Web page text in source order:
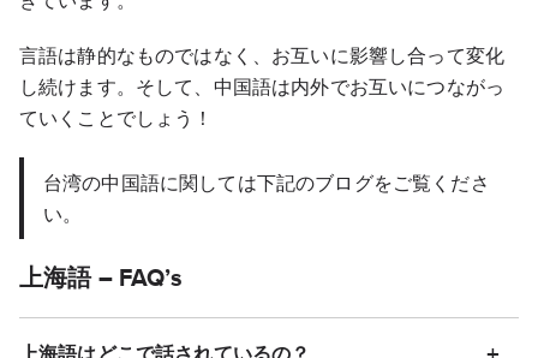
言語は静的なものではなく、お互いに影響し合って変化
し続けます。そして、中国語は内外でお互いにつながっ
ていくことでしょう！
台湾の中国語に関しては下記のブログをご覧くださ
い。
上海語 – FAQ’s
上海語はどこで話されているの？